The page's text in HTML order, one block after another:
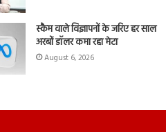
स्कैम वाले विज्ञापनों के जरिए हर साल
अरबों डॉलर कमा रहा मेटा
August 6, 2026